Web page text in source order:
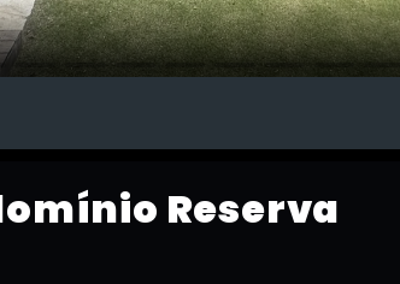
Reserva